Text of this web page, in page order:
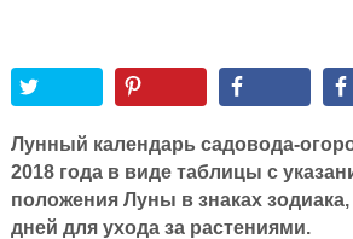
Лунный календарь садовода-
2018 года в виде таблицы с
положения Луны в знаках
дней для ухода за растениями.